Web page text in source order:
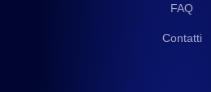
FAQ
Contatti